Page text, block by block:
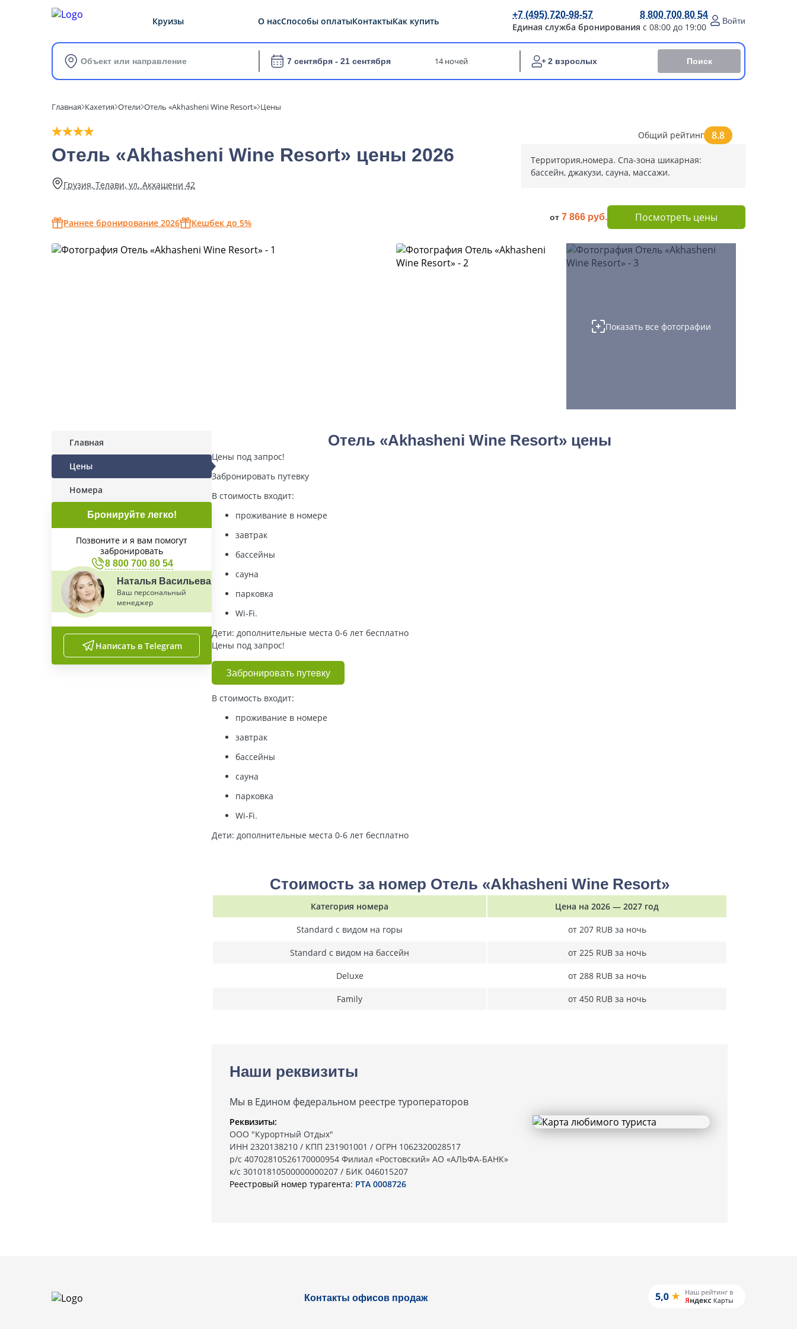
Круизы О насСпособы оплатыКонтактыКак купить
+7 (495) 720-98-57 8 800 700 80 54
Единая служба бронирования с 08:00 до 19:00
Войти
Объект или направление 7 сентября - 21 сентября 14 ночей 2 взрослых Поиск
Главная Кахетия Отели Отель «Akhasheni Wine Resort» Цены
Отель «Akhasheni Wine Resort» цены 2026
Грузия, Телави, ул. Акхашени 42
Раннее бронирование 2026 Кешбек до 5%
Общий рейтинг 8.8
Территория,номера. Спа-зона шикарная:
бассейн, джакузи, сауна, массажи.
от 7 866 руб. Посмотреть цены
Показать все фотографии
Главная
Цены
Номера
Бронируйте легко!
Позвоните и я вам помогут
забронировать
8 800 700 80 54
Наталья Васильева
Ваш персональный
менеджер
Написать в Telegram
Отель «Akhasheni Wine Resort» цены
Цены под запрос!
Забронировать путевку
В стоимость входит:
проживание в номере
завтрак
бассейны
сауна
парковка
Wi-Fi.
Дети: дополнительные места 0-6 лет бесплатно
Цены под запрос!
Забронировать путевку
В стоимость входит:
проживание в номере
завтрак
бассейны
сауна
парковка
Wi-Fi.
Дети: дополнительные места 0-6 лет бесплатно
Стоимость за номер Отель «Akhasheni Wine Resort»
Категория номера Цена на 2026 — 2027 год
Standard с видом на горы от 207 RUB за ночь
Standard с видом на бассейн от 225 RUB за ночь
Deluxe от 288 RUB за ночь
Family от 450 RUB за ночь
Наши реквизиты
Мы в Едином федеральном реестре туроператоров
Реквизиты:
ООО "Курортный Отдых"
ИНН 2320138210 / КПП 231901001 / ОГРН 1062320028517
р/с 40702810526170000954 Филиал «Ростовский» АО «АЛЬФА-БАНК»
к/с 30101810500000000207 / БИК 046015207
Реестровый номер турагента: РТА 0008726
Контакты офисов продаж